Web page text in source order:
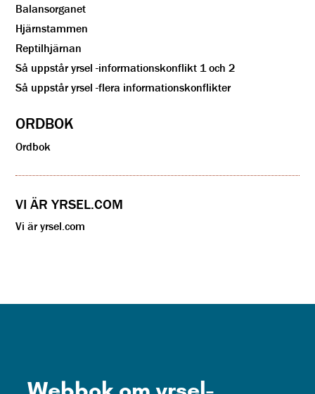
Balansorganet
Hjärnstammen
Reptilhjärnan
Så uppstår yrsel -informationskonflikt 1 och 2
Så uppstår yrsel -flera informationskonflikter
ORDBOK
Ordbok
VI ÄR YRSEL.COM
Vi är yrsel.com